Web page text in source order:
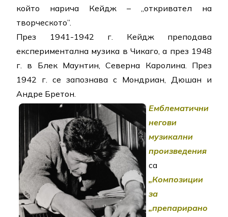
който нарича Кейдж – „откривател на
творческото”.
През 1941-1942 г. Кейдж преподава
експериментална музика в Чикаго, а през 1948
г. в Блек Маунтин, Северна Каролина. През
1942 г. се запознава с Мондриан, Дюшан и
Андре Бретон.
Емблематични
негови
музикални
произведения
са
„Композиции
за
„препарирано